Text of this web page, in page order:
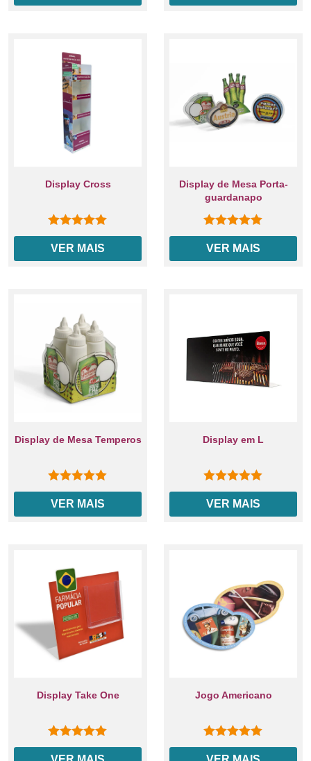
Display Cross
0out of 5
VER MAIS
Display de Mesa Porta-
guardanapo
0out of 5
VER MAIS
Display de Mesa Temperos
0out of 5
VER MAIS
Display em L
0out of 5
VER MAIS
Display Take One
0out of 5
Jogo Americano
0out of 5